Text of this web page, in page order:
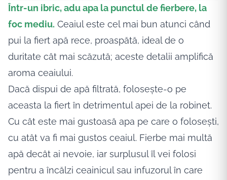
Într-un ibric, adu apa la punctul de fierbere, la
foc mediu. Ceaiul este cel mai bun atunci când
pui la fiert apă rece, proaspătă, ideal de o
duritate cât mai scăzută; aceste detalii amplifică
aroma ceaiului.
Dacă dispui de apă filtrată, folosește-o pe
aceasta la fiert în detrimentul apei de la robinet.
Cu cât este mai gustoasă apa pe care o folosești,
cu atât va fi mai gustos ceaiul. Fierbe mai multă
apă decât ai nevoie, iar surplusul îl vei folosi
pentru a încălzi ceainicul sau infuzorul în care